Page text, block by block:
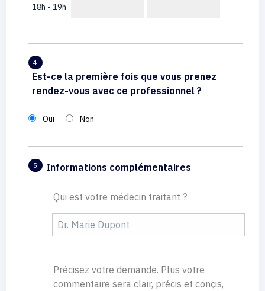
18h - 19h
4
Est-ce la première fois que vous prenez
rendez-vous avec ce professionnel ?
Oui Non
5 Informations complémentaires
Qui est votre médecin traitant ?
Précisez votre demande. Plus votre
commentaire sera clair, précis et conçis,